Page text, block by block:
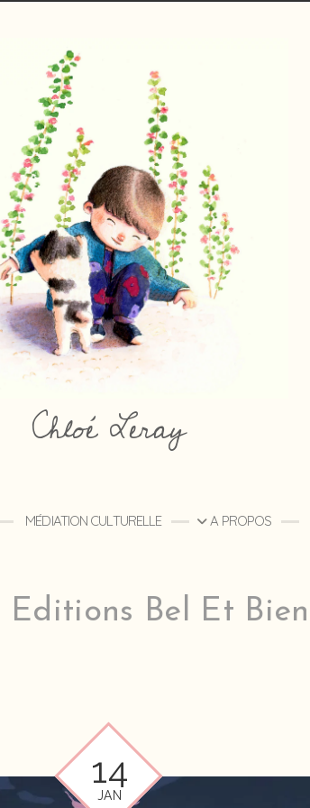
Chloé Leray
MÉDIATION CULTURELLE A PROPOS
Editions Bel Et Bien
14
JAN